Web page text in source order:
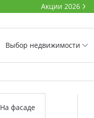
Акции 2026
Выбор недвижимости
На фасаде